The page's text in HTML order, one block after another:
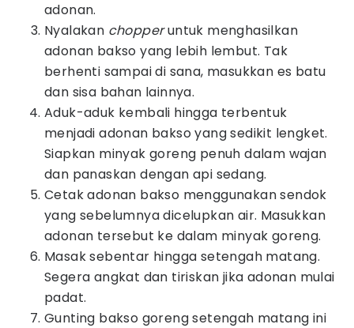
adonan.
Nyalakan chopperuntuk menghasilkan
adonan bakso yang lebih lembut. Tak
berhenti sampai di sana, masukkan es batu
dan sisa bahan lainnya.
Aduk-aduk kembali hingga terbentuk
menjadi adonan bakso yang sedikit lengket.
Siapkan minyak goreng penuh dalam wajan
dan panaskan dengan api sedang.
Cetak adonan bakso menggunakan sendok
yang sebelumnya dicelupkan air. Masukkan
adonan tersebut ke dalam minyak goreng.
Masak sebentar hingga setengah matang.
Segera angkat dan tiriskan jika adonan mulai
padat.
Gunting bakso goreng setengah matang ini